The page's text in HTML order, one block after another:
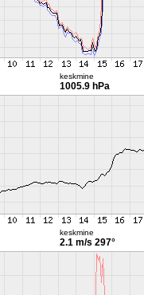
keskmine
1005.9 hPa
keskmine
2.1 m/s 297°